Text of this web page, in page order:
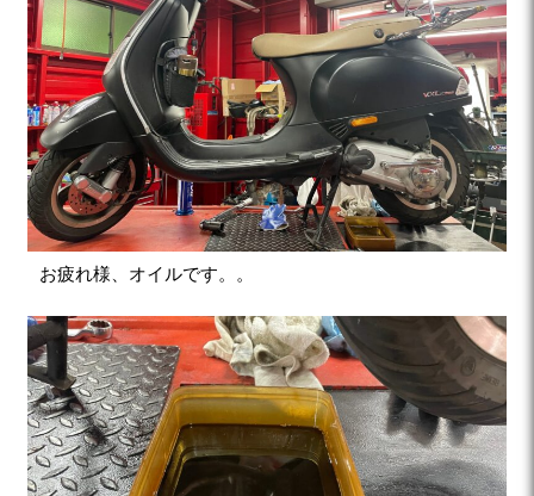
お疲れ様、オイルです。。